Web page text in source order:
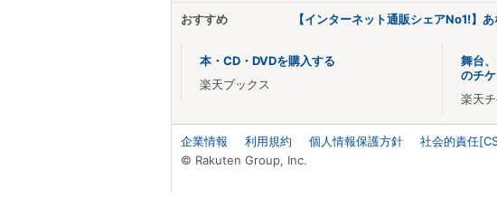
おすすめ 【インターネット通販シェアNo1!】
本・CD・DVDを購入する
楽天ブックス
舞台
のチ
楽天
企業情報 利用規約 個人情報保護方針 社会的責任
© Rakuten Group, Inc.